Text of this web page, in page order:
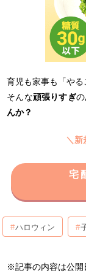
育児も家事も「やる
そんな頑張りすぎの
んか？
＼新
宅
ハロウィン
※記事の内容は公開